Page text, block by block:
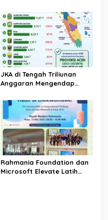
Psikososial
JKA di Tengah Triliunan
Anggaran Mengendap
dan kualitas belanja publik
pemerintah Aceh
Rahmania Foundation dan
Microsoft Elevate Latih